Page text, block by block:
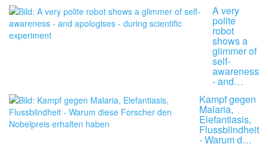
A very
polite
robot
shows a
glimmer of
self-
awareness
- and…
Kampf gegen
Malaria,
Elefantiasis,
Flussblindheit
- Warum d…